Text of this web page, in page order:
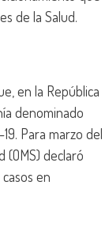
de la Salud.
en la República
denominado
Para marzo del
(OMS) declaró
en